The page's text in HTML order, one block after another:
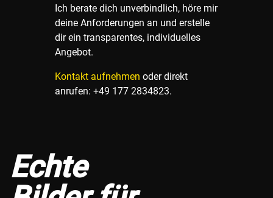
Ich berate dich unverbindlich, höre mir
deine Anforderungen an und erstelle
dir ein transparentes, individuelles
Angebot.
Kontakt aufnehmen oder direkt
anrufen: +49 177 2834823.
Echte